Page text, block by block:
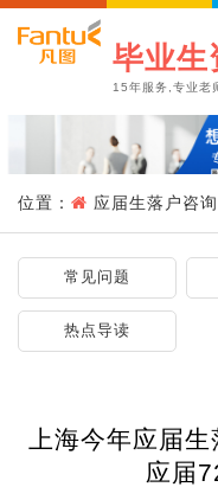
毕业生
15年服务,专业老
位置： 应届生落户咨询
常见问题
热点导读
上海今年应届
应届